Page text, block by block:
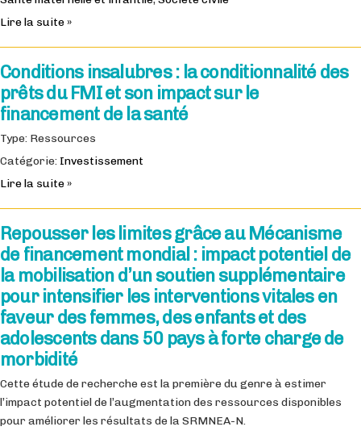
Lire la suite »
Conditions insalubres : la conditionnalité des
prêts du FMI et son impact sur le
financement de la santé
Type: Ressources
Catégorie: Investissement
Lire la suite »
Repousser les limites grâce au Mécanisme
de financement mondial : impact potentiel de
la mobilisation d’un soutien supplémentaire
pour intensifier les interventions vitales en
faveur des femmes, des enfants et des
adolescents dans 50 pays à forte charge de
morbidité
Cette étude de recherche est la première du genre à estimer
l’impact potentiel de l’augmentation des ressources disponibles
pour améliorer les résultats de la SRMNEA-N.